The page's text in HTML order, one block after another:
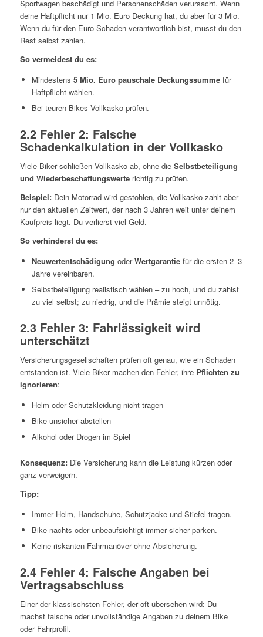
Sportwagen beschädigt und Personenschäden verursacht. Wenn
deine Haftpflicht nur 1 Mio. Euro Deckung hat, du aber für 3 Mio.
Wenn du für den Euro Schaden verantwortlich bist, musst du den
Rest selbst zahlen.
So vermeidest du es:
Mindestens 5 Mio. Euro pauschale Deckungssummefür
Haftpflicht wählen.
Bei teuren Bikes Vollkasko prüfen.
2.2 Fehler 2: Falsche
Schadenkalkulation in der Vollkasko
Viele Biker schließen Vollkasko ab, ohne die Selbstbeteiligung
und Wiederbeschaffungswerterichtig zu prüfen.
Beispiel:Dein Motorrad wird gestohlen, die Vollkasko zahlt aber
nur den aktuellen Zeitwert, der nach 3 Jahren weit unter deinem
Kaufpreis liegt. Du verlierst viel Geld.
So verhinderst du es:
Neuwertentschädigung oderWertgarantiefür die ersten 2–3
Jahre vereinbaren.
Selbstbeteiligung realistisch wählen – zu hoch, und du zahlst
zu viel selbst; zu niedrig, und die Prämie steigt unnötig.
2.3 Fehler 3: Fahrlässigkeit wird
unterschätzt
Versicherungsgesellschaften prüfen oft genau, wie ein Schaden
entstanden ist. Viele Biker machen den Fehler, ihre Pflichten zu
ignorieren:
Helm oder Schutzkleidung nicht tragen
Bike unsicher abstellen
Alkohol oder Drogen im Spiel
Konsequenz:Die Versicherung kann die Leistung kürzen oder
ganz verweigern.
Tipp:
Immer Helm, Handschuhe, Schutzjacke und Stiefel tragen.
Bike nachts oder unbeaufsichtigt immer sicher parken.
Keine riskanten Fahrmanöver ohne Absicherung.
2.4 Fehler 4: Falsche Angaben bei
Vertragsabschluss
Einer der klassischsten Fehler, der oft übersehen wird: Du
machst falsche oder unvollständige Angaben zu deinem Bike
oder Fahrprofil.